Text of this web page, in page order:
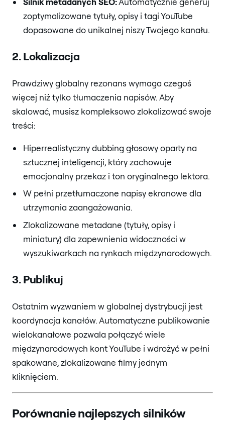
zoptymalizowane tytuły, opisy i tagi YouTube
dopasowane do unikalnej niszy Twojego kanału.
2. Lokalizacja
Prawdziwy globalny rezonans wymaga czegoś
więcej niż tylko tłumaczenia napisów. Aby
skalować, musisz kompleksowo zlokalizować swoje
treści:
Hiperrealistyczny dubbing głosowy oparty na
sztucznej inteligencji, który zachowuje
emocjonalny przekaz i ton oryginalnego lektora.
W pełni przetłumaczone napisy ekranowe dla
utrzymania zaangażowania.
Zlokalizowane metadane (tytuły, opisy i
miniatury) dla zapewnienia widoczności w
wyszukiwarkach na rynkach międzynarodowych.
3. Publikuj
Ostatnim wyzwaniem w globalnej dystrybucji jest
koordynacja kanałów. Automatyczne publikowanie
wielokanałowe pozwala połączyć wiele
międzynarodowych kont YouTube i wdrożyć w pełni
spakowane, zlokalizowane filmy jednym
kliknięciem.
Porównanie najlepszych silników